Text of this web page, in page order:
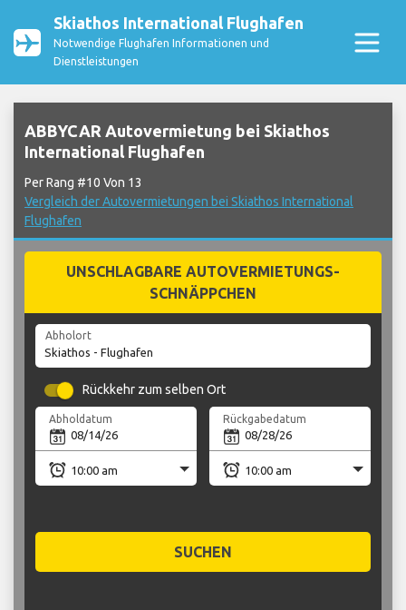
Skiathos International Flughafen
Notwendige Flughafen Informationen und
Dienstleistungen
ABBYCAR Autovermietung bei Skiathos
International Flughafen
Per Rang #10 Von 13
Vergleich der Autovermietungen bei Skiathos International
Flughafen
UNSCHLAGBARE AUTOVERMIETUNGS-
SCHNÄPPCHEN
Abholort
Rückkehr zum selben Ort
Abholdatum Rückgabedatum
SUCHEN